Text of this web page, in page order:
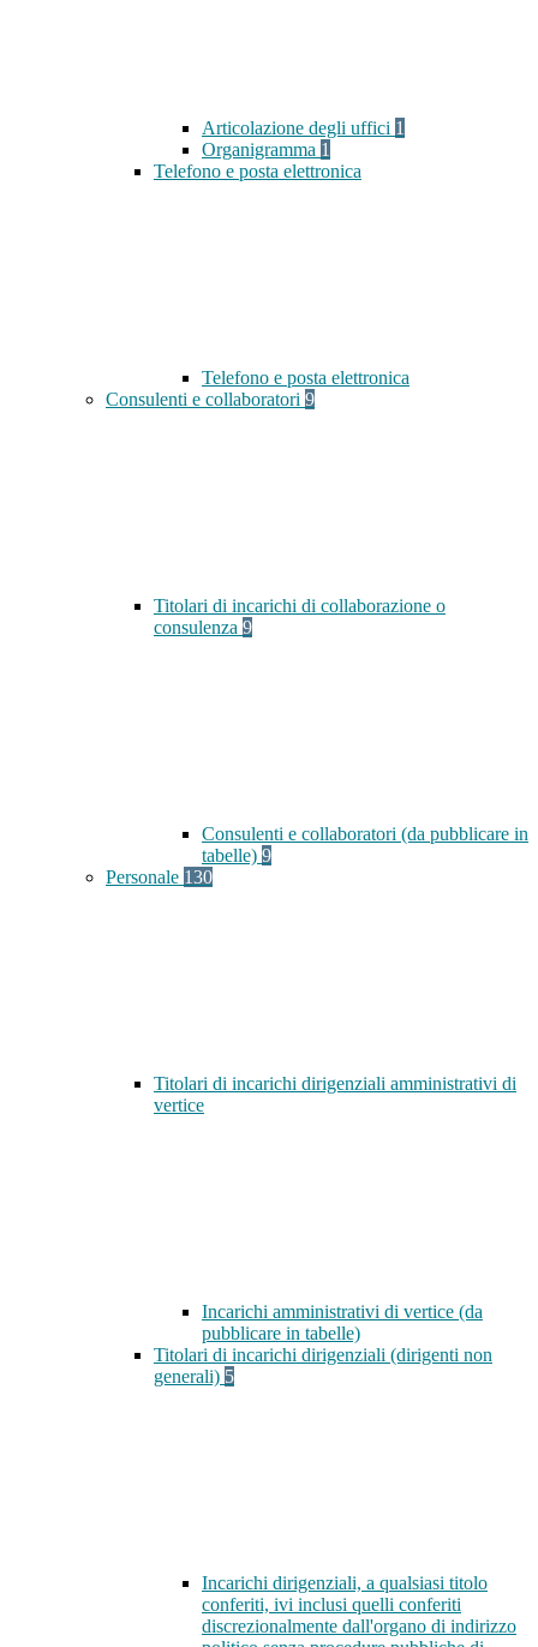
Articolazione degli uffici 1
Organigramma 1
Telefono e posta elettronica
Telefono e posta elettronica
Consulenti e collaboratori 9
Titolari di incarichi di collaborazione o
consulenza 9
Consulenti e collaboratori (da pubblicare in
tabelle) 9
Personale 130
Titolari di incarichi dirigenziali amministrativi di
vertice
Incarichi amministrativi di vertice (da
pubblicare in tabelle)
Titolari di incarichi dirigenziali (dirigenti non
generali) 5
Incarichi dirigenziali, a qualsiasi titolo
conferiti, ivi inclusi quelli conferiti
discrezionalmente dall'organo di indirizzo